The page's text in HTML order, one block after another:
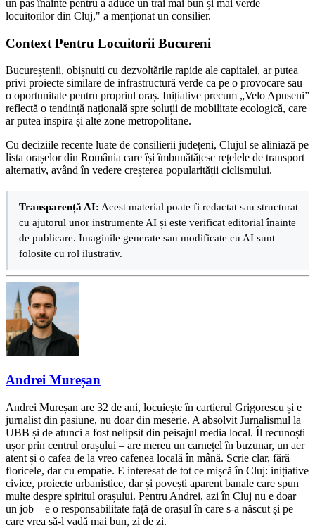
un pas înainte pentru a aduce un trai mai bun și mai verde
locuitorilor din Cluj," a menționat un consilier.
Context Pentru Locuitorii Bucureni
Bucureștenii, obișnuiți cu dezvoltările rapide ale capitalei, ar putea
privi proiecte similare de infrastructură verde ca pe o provocare sau
o oportunitate pentru propriul oraș. Inițiative precum „Velo Apuseni”
reflectă o tendință națională spre soluții de mobilitate ecologică, care
ar putea inspira și alte zone metropolitane.
Cu deciziile recente luate de consilierii județeni, Clujul se aliniază pe
lista orașelor din România care își îmbunătățesc rețelele de transport
alternativ, având în vedere creșterea popularității ciclismului.
Transparență AI: Acest material poate fi redactat sau structurat
cu ajutorul unor instrumente AI și este verificat editorial înainte
de publicare. Imaginile generate sau modificate cu AI sunt
folosite cu rol ilustrativ.
Andrei Mureșan
Andrei Mureșan are 32 de ani, locuiește în cartierul Grigorescu și e
jurnalist din pasiune, nu doar din meserie. A absolvit Jurnalismul la
UBB și de atunci a fost nelipsit din peisajul media local. Îl recunoști
ușor prin centrul orașului – are mereu un carnețel în buzunar, un aer
atent și o cafea de la vreo cafenea locală în mână. Scrie clar, fără
floricele, dar cu empatie. E interesat de tot ce mișcă în Cluj: inițiative
civice, proiecte urbanistice, dar și povești aparent banale care spun
multe despre spiritul orașului. Pentru Andrei, azi în Cluj nu e doar
un job – e o responsabilitate față de orașul în care s-a născut și pe
care vrea să-l vadă mai bun, zi de zi.